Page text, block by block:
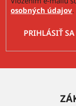
osobných údajov.
PRIHLÁSIŤ SA